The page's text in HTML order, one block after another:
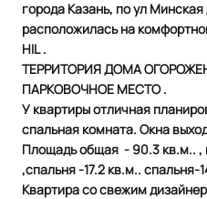
города Казань, по ул
расположилась на
HIL .
ТЕРРИТОРИЯ ДОМА
ПАРКОВОЧНОЕ МЕСТО .
У квартиры отличная
спальная комната. Окна
Площадь общая - 90.3 кв.м.. ,
,спальня -17.2 кв.м.. спальня-
Квартира со свежим